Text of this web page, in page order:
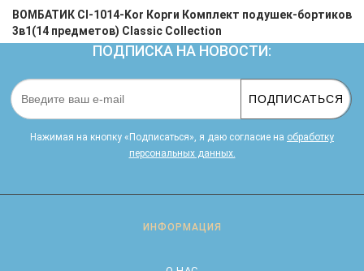
ВОМБАТИК Cl-1014-Kor Корги Комплект подушек-бортиков
3в1(14 предметов) Classic Collection
ПОДПИСКА НА НОВОСТИ:
ПОДПИСАТЬСЯ
Нажимая на кнопку «Подписаться», я даю cогласие на обработку
персональных данных.
ИНФОРМАЦИЯ